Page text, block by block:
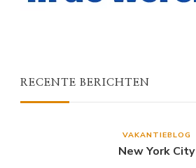
RECENTE BERICHTEN
VAKANTIEBLOG
New York City